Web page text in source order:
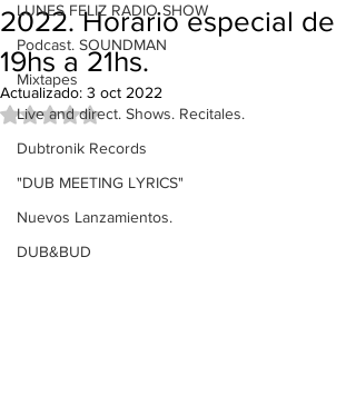
LUNES FELIZ RADIO SHOW
Podcast. SOUNDMAN
Mixtapes
Live and direct. Shows. Recitales.
Dubtronik Records
"DUB MEETING LYRICS"
Nuevos Lanzamientos.
DUB&BUD
2022. Horario especial de
19hs a 21hs.
Actualizado: 3 oct 2022
Obtuvo NaN de 5 estrellas.